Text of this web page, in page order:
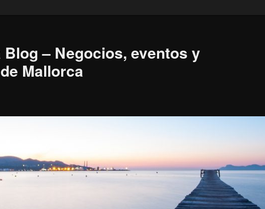
Blog – Negocios, eventos y
Mallorca